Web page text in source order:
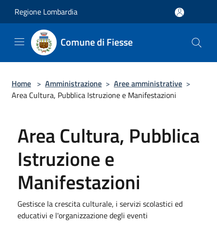
Regione Lombardia
Comune di Fiesse
Home > Amministrazione > Aree amministrative >
Area Cultura, Pubblica Istruzione e Manifestazioni
Area Cultura, Pubblica
Istruzione e
Manifestazioni
Gestisce la crescita culturale, i servizi scolastici ed
educativi e l'organizzazione degli eventi